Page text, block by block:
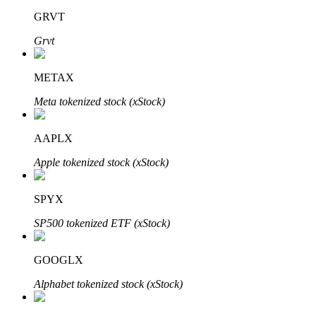
了解如何賺取穩定收入
Bitrue
合夥人計劃
GRVT
Grvt
METAX
Meta tokenized stock (xStock)
AAPLX
Apple tokenized stock (xStock)
SPYX
SP500 tokenized ETF (xStock)
GOOGLX
Alphabet tokenized stock (xStock)